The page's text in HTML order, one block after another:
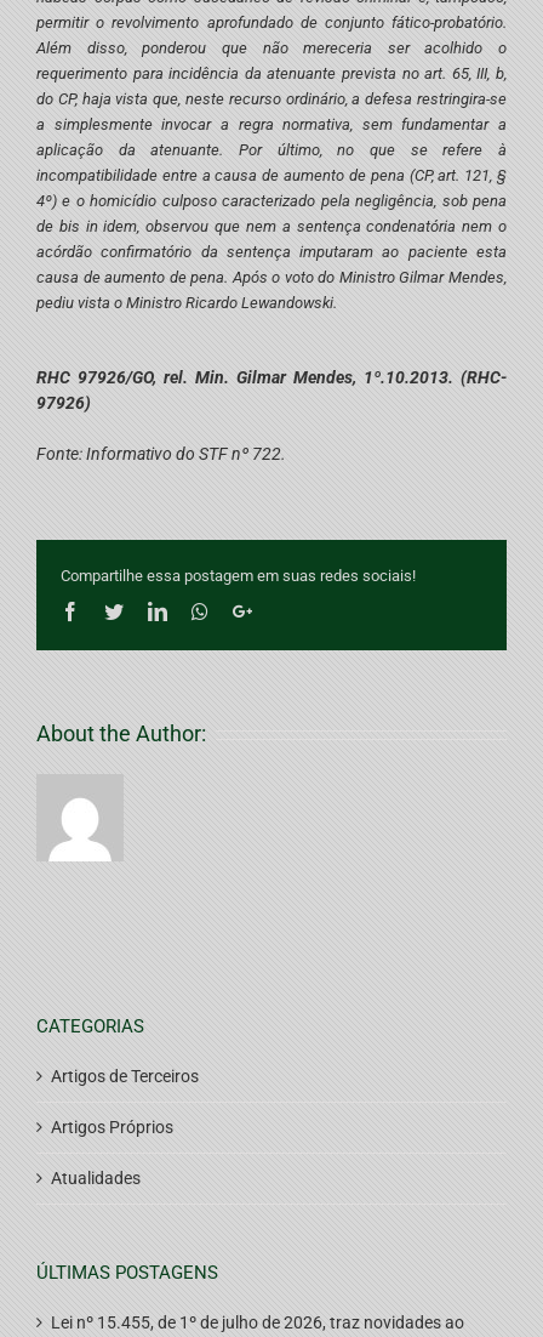
permitir o revolvimento aprofundado de conjunto fático-probatório.
Além disso, ponderou que não mereceria ser acolhido o
requerimento para incidência da atenuante prevista no art. 65, III, b,
do CP, haja vista que, neste recurso ordinário, a defesa restringira-se
a simplesmente invocar a regra normativa, sem fundamentar a
aplicação da atenuante. Por último, no que se refere à
incompatibilidade entre a causa de aumento de pena (CP, art. 121, §
4º) e o homicídio culposo caracterizado pela negligência, sob pena
de bis in idem, observou que nem a sentença condenatória nem o
acórdão confirmatório da sentença imputaram ao paciente esta
causa de aumento de pena. Após o voto do Ministro Gilmar Mendes,
pediu vista o Ministro Ricardo Lewandowski.
RHC 97926/GO, rel. Min. Gilmar Mendes, 1º.10.2013. (RHC-
97926)
Fonte: Informativo do STF nº 722.
Compartilhe essa postagem em suas redes sociais!
Facebook
TwitterLinkedInWhatsappGoogle+
About the Author:
CATEGORIAS
Artigos de Terceiros
Artigos Próprios
Atualidades
ÚLTIMAS POSTAGENS
Lei nº 15.455, de 1º de julho de 2026, traz novidades ao